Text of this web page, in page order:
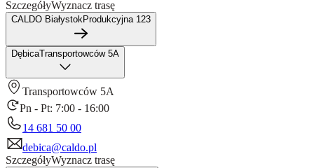
SzczegółyWyznacz trasę
CALDO Białystok Produkcyjna 123
DębicaTransportowców 5A
Transportowców 5A
Pn - Pt: 7:00 - 16:00
14 681 50 00
debica@caldo.pl
SzczegółyWyznacz trasę